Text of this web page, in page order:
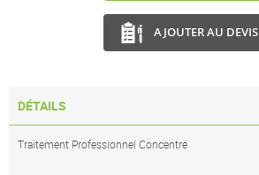
AJOUTER AU DEVIS
DÉTAILS
Traitement Professionnel Concentré